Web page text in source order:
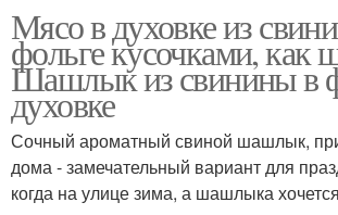
Мясо в духовке из
фольге кусочками,
Шашлык из свинины в
духовке
Сочный ароматный свиной шашлык,
дома - замечательный вариант для
когда на улице зима, а шашлыка